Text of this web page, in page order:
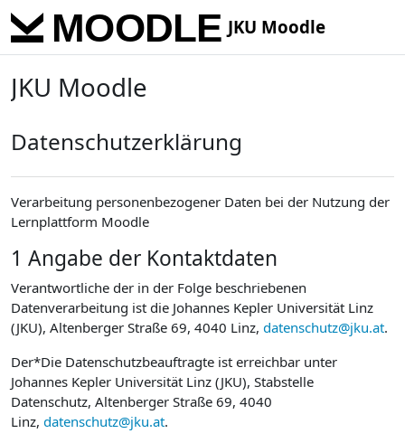
Skip to main content
JKU Moodle
JKU Moodle
Datenschutzerklärung
Verarbeitung personenbezogener Daten bei der Nutzung der
Lernplattform Moodle
1 Angabe der Kontaktdaten
Verantwortliche der in der Folge beschriebenen
Datenverarbeitung ist die Johannes Kepler Universität Linz
(JKU), Altenberger Straße 69, 4040 Linz, datenschutz@jku.at.
Der*Die Datenschutzbeauftragte ist erreichbar unter
Johannes Kepler Universität Linz (JKU), Stabstelle
Datenschutz, Altenberger Straße 69, 4040
Linz, datenschutz@jku.at.